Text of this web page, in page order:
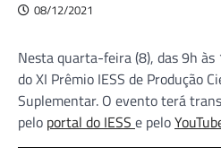
08/12/2021
Nesta quarta-feira (8), das 9h
do XI Prêmio IESS de Produção
Suplementar. O evento terá
pelo portal do IESS e peloYouTub